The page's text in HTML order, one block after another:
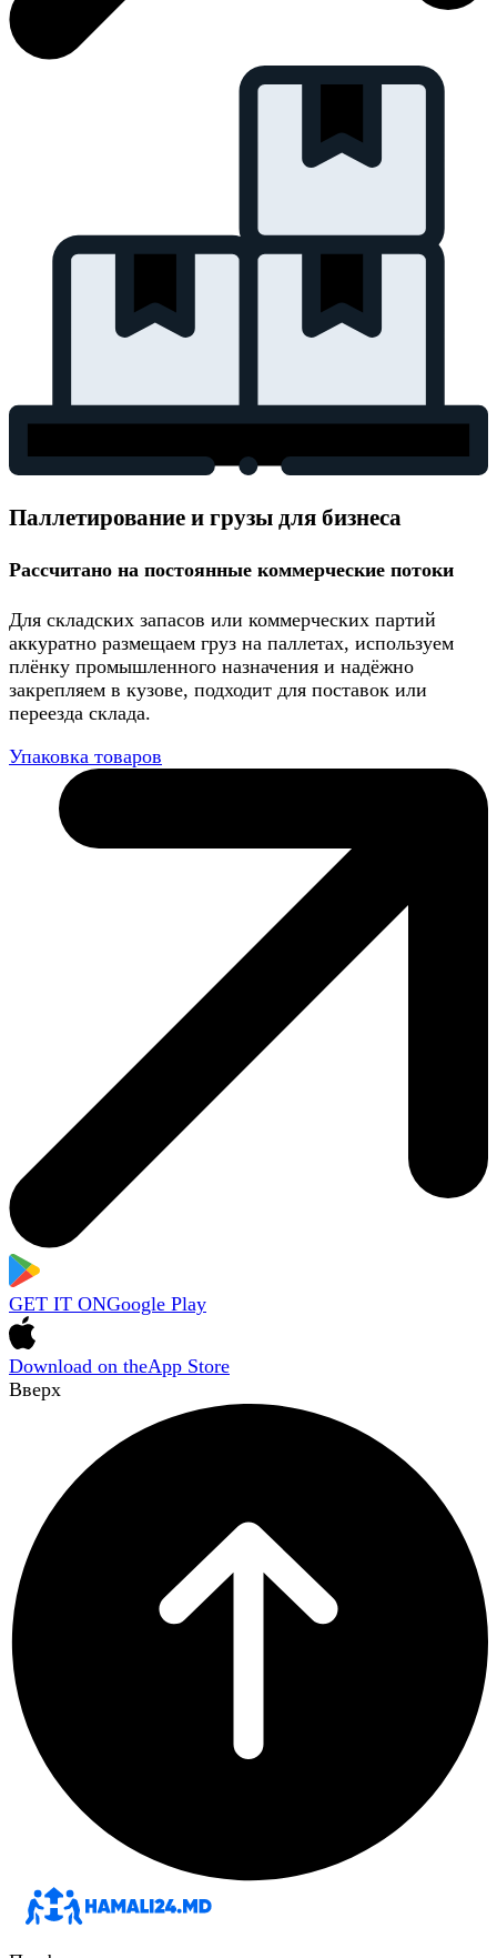
Паллетирование и грузы для бизнеса
Рассчитано на постоянные коммерческие потоки
Для складских запасов или коммерческих партий
аккуратно размещаем груз на паллетах, используем
плёнку промышленного назначения и надёжно
закрепляем в кузове, подходит для поставок или
переезда склада.
Упаковка товаров
GET IT ONGoogle Play
Download on theApp Store
Вверх